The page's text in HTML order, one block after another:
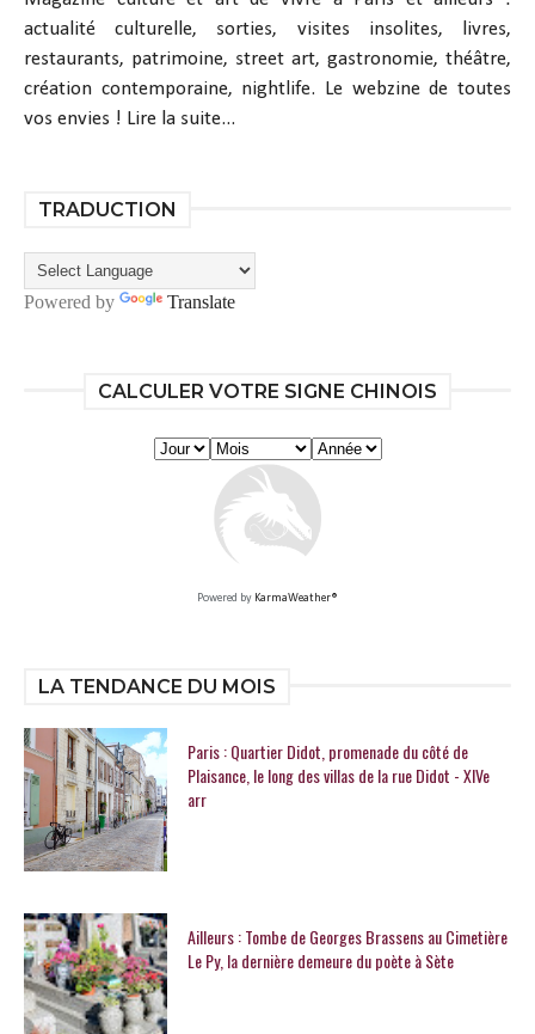
actualité culturelle, sorties, visites insolites, livres,
restaurants, patrimoine, street art, gastronomie, théâtre,
création contemporaine, nightlife. Le webzine de toutes
vos envies ! Lire la suite...
TRADUCTION
Powered by Translate
CALCULER VOTRE SIGNE CHINOIS
Powered by KarmaWeather®
LA TENDANCE DU MOIS
Paris : Quartier Didot, promenade du côté de
Plaisance, le long des villas de la rue Didot - XIVe
arr
Ailleurs : Tombe de Georges Brassens au Cimetière
Le Py, la dernière demeure du poète à Sète